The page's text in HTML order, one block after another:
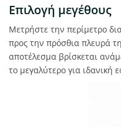
Επιλογή μεγέθους
Μετρήστε την περίμετρο
προς την πρόσθια πλευρά
αποτέλεσμα βρίσκεται
το μεγαλύτερο για ιδανική